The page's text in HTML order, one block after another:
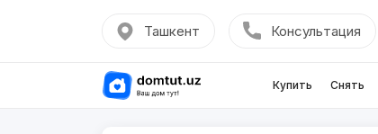
Ташкент Консультация
Купить Снять